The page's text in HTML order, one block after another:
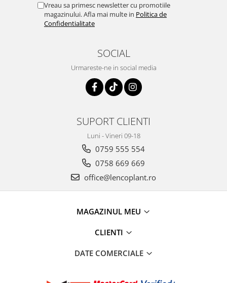
Vreau sa primesc newsletter cu promotiile
magazinului. Afla mai multe in Politica de
Confidentialitate
SOCIAL
Urmareste-ne in social media
SUPORT CLIENTI
Luni - Vineri 09-18
0759 555 554
0758 669 669
office@lencoplant.ro
MAGAZINUL MEU
CLIENTI
DATE COMERCIALE